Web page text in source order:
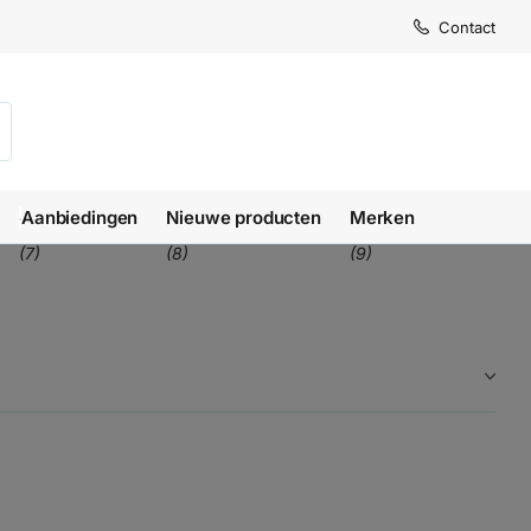
Levertijd1-3
Levertijd1-3
Contact
Aanbiedingen
(7)
Nieuwe producten
(8)
Merken
(9)